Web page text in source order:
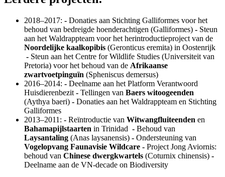
2018–2017: - Donaties aan Stichting Galliformes voor het
behoud van bedreigde hoenderachtigen (Galliformes) - Steun
aan het Waldrappteam voor het herintroductieproject van de
Noordelijke kaalkopibis (Geronticus eremita) in Oostenrijk
- Steun aan het Centre for Wildlife Studies (Universiteit van
Pretoria) voor het behoud van de Afrikaanse
zwartvoetpinguïn (Spheniscus demersus)
2016–2014: - Deelname aan het Platform Verantwoord
Huisdierenbezit - Tellingen van Baers witoogeenden
(Aythya baeri) - Donaties aan het Waldrappteam en Stichting
Galliformes
2013–2011: - Reïntroductie van Witwangfluiteenden en
Bahamapijlstaarten in Trinidad - Behoud van
Laysantaling (Anas laysanensis) - Ondersteuning van
Vogelopvang Faunavisie Wildcare - Project Jong Aviornis:
behoud van Chinese dwergkwartels (Coturnix chinensis) -
Deelname aan de VN-decade on Biodiversity